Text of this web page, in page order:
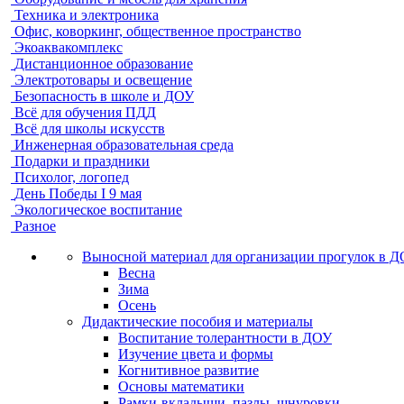
Техника и электроника
Офис, коворкинг, общественное пространство
Экоаквакомплекс
Дистанционное образование
Электротовары и освещение
Безопасность в школе и ДОУ
Всё для обучения ПДД
Всё для школы искусств
Инженерная образовательная среда
Подарки и праздники
Психолог, логопед
День Победы I 9 мая
Экологическое воспитание
Разное
Выносной материал для организации прогулок в
Весна
Зима
Осень
Дидактические пособия и материалы
Воспитание толерантности в ДОУ
Изучение цвета и формы
Когнитивное развитие
Основы математики